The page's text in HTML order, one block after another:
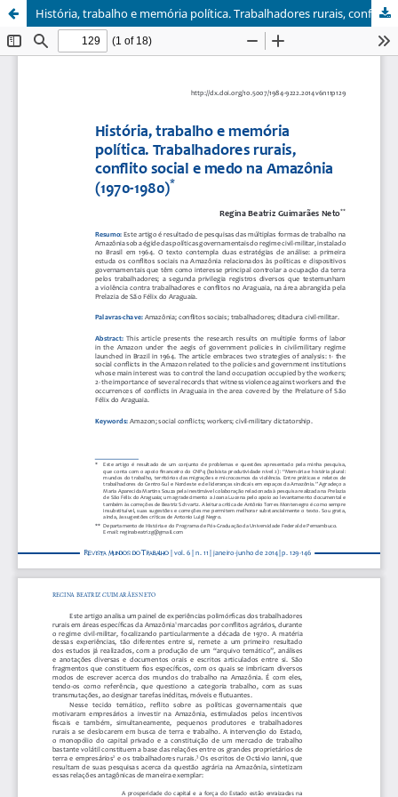
História, trabalho e memória política. Trabalhadores rurais, conflito social e medo na Amazônia (1970-1980)